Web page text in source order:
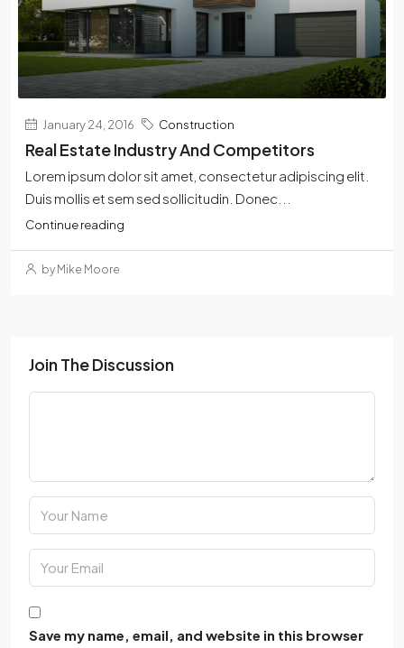
January 24, 2016 Construction
Real Estate Industry And Competitors
Lorem ipsum dolor sit amet, consectetur adipiscing elit.
Duis mollis et sem sed sollicitudin. Donec...
Continue reading
by Mike Moore
Join The Discussion
Save my name, email, and website in this browser